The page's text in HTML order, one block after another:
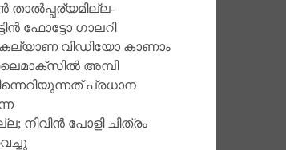
താല്‍പ്പര്യമില്ല-
ഫോട്ടോ ഗാലറി
വിഡിയോ കാണാം
അമ്പി
പ്രധാന
നിവിന്‍ പോളി ചിത്രം